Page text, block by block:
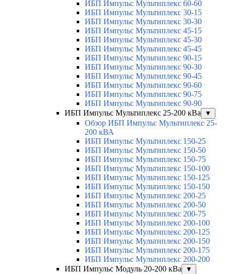
ИБП Импульс Мультиплекс 60-60
ИБП Импульс Мультиплекс 30-15
ИБП Импульс Мультиплекс 30-30
ИБП Импульс Мультиплекс 45-15
ИБП Импульс Мультиплекс 45-30
ИБП Импульс Мультиплекс 45-45
ИБП Импульс Мультиплекс 90-15
ИБП Импульс Мультиплекс 90-30
ИБП Импульс Мультиплекс 90-45
ИБП Импульс Мультиплекс 90-60
ИБП Импульс Мультиплекс 90-75
ИБП Импульс Мультиплекс 90-90
ИБП Импульс Мультиплекс 25-200 кВа
▼
Обзор ИБП Импульс Мультиплекс 25-
200 кВА
ИБП Импульс Мультиплекс 150-25
ИБП Импульс Мультиплекс 150-50
ИБП Импульс Мультиплекс 150-75
ИБП Импульс Мультиплекс 150-100
ИБП Импульс Мультиплекс 150-125
ИБП Импульс Мультиплекс 150-150
ИБП Импульс Мультиплекс 200-25
ИБП Импульс Мультиплекс 200-50
ИБП Импульс Мультиплекс 200-75
ИБП Импульс Мультиплекс 200-100
ИБП Импульс Мультиплекс 200-125
ИБП Импульс Мультиплекс 200-150
ИБП Импульс Мультиплекс 200-175
ИБП Импульс Мультиплекс 200-200
ИБП Импульс Модуль 20-200 кВа
▼